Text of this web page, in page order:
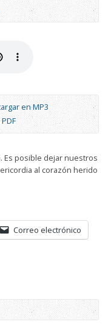
en MP3
Es posible dejar nuestros
al corazón herido
Correo electrónico